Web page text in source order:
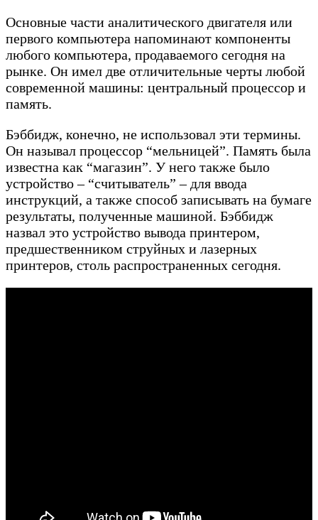
Основные части аналитического двигателя или
первого компьютера напоминают компоненты
любого компьютера, продаваемого сегодня на
рынке. Он имел две отличительные черты любой
современной машины: центральный процессор и
память.
Бэббидж, конечно, не использовал эти термины.
Он называл процессор “мельницей”. Память была
известна как “магазин”. У него также было
устройство – “считыватель” – для ввода
инструкций, а также способ записывать на бумаге
результаты, полученные машиной. Бэббидж
назвал это устройство вывода принтером,
предшественником струйных и лазерных
принтеров, столь распространенных сегодня.